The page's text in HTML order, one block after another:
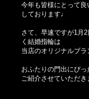
今年も皆様にとって
しております♩
さて、早速ですが1月
く結婚指輪は
当店のオリジナルブラ
おふたりの門出にぴ
ご紹介させていただき